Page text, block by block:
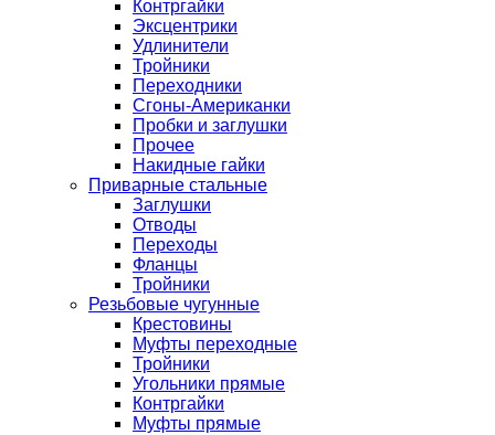
Контргайки
Эксцентрики
Удлинители
Тройники
Переходники
Сгоны-Американки
Пробки и заглушки
Прочее
Накидные гайки
Приварные стальные
Заглушки
Отводы
Переходы
Фланцы
Тройники
Резьбовые чугунные
Крестовины
Муфты переходные
Тройники
Угольники прямые
Контргайки
Муфты прямые